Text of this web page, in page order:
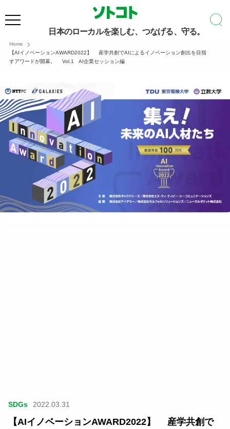
日本のローカルを楽しむ、つなげる、守る。
Home
【AIイノベーションAWARD2022】 産学共創でAIによるイノベーション創出を目指
すアワードが開幕。 Vol.1 AI企業セッション編
SDGs 2022.03.31
【AIイノベーションAWARD2022】 産学共創で